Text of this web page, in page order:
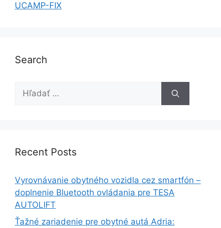
UCAMP-FIX
Search
Hľadať:
Recent Posts
Vyrovnávanie obytného vozidla cez smartfón –
doplnenie Bluetooth ovládania pre TESA
AUTOLIFT
Ťažné zariadenie pre obytné autá Adria: